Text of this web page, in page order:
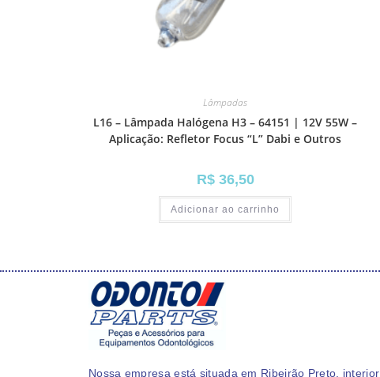
Lâmpadas
L16 – Lâmpada Halógena H3 – 64151 | 12V 55W –
Aplicação: Refletor Focus “L” Dabi e Outros
R$36,50
Adicionar ao carrinho
Nossa empresa está situada em Ribeirão Preto, interior